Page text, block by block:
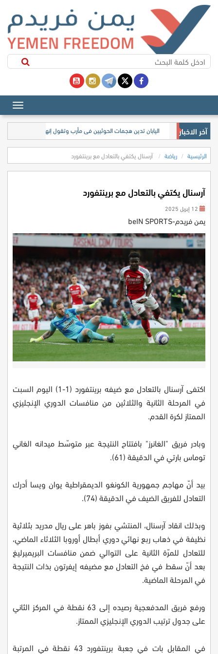
آخر الاخبار اليابان تدين هجمات الحوثيين في مأرب وتقول إنها تبعد اليمن عن
الرئيسية رياضة آرسنال يكتفي بالتعادل مع برينتفورد
آرسنال يكتفي بالتعادل مع برينتفورد
يمن فريدم-beIN SPORTS
اكتفى آرسنال بالتعادل مع ضيفه برينتفورد (1-1) اليوم السبت
في المرحلة الثانية والثلاثين من منافسات الدوري الإنجليزي
الممتاز لكرة القدم.
وبادر فريق "الغانرز" بافتتاح النتيجة عبر متوسّط ميدانه الغاني
توماس بارتي في الدقيقة (61).
بيد أنّ مهاجم جمهورية الكونغو الديمقراطية يوان ويسا أدرك
التعادل للفريق الضيف في الدقيقة (74).
وبذلك انقاد آرسنال، المنتشي بفوز باهر على ريال مدريد بثلاثية
نظيفة في ذهاب ربع نهائي دوري أبطال أوروبا الثلاثاء الماضي،
للتعادل للمرّة الثانية على التوالي ضمن منافسات البريميرليغ
بعد أنّ سقط في فخ التعادل مع مضيفه إيفرتون بذات النتيجة
في المرحلة الماضية.
ورفع فريق المدفعجية رصيده إلى 63 نقطة في المركز الثاني
على جدول ترتيب الدوري الإنجليزي الممتاز.
في المقابل بات في جعبة برينتفورد 43 نقطة في المرتبة